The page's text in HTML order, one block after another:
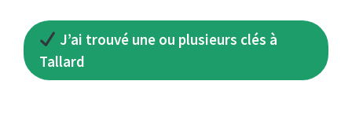
J’ai trouvé une ou plusieurs clés à
Tallard